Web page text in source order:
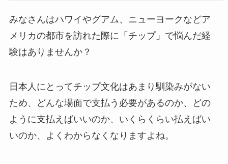
みなさんはハワイやグアム、ニューヨークなどア
メリカの都市を訪れた際に「チップ」で悩んだ経
験はありませんか？
日本人にとってチップ文化はあまり馴染みがない
ため、どんな場面で支払う必要があるのか、どの
ように支払えばいいのか、いくらくらい払えばい
いのか、よくわからなくなりますよね。